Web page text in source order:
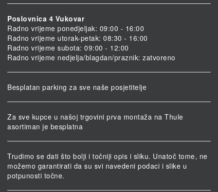
Poslovnica 4 Vukovar
Radno vrijeme ponedjeljak: 09:00 - 16:00
Radno vrijeme utorak-petak: 08:30 - 16:00
Radno vrijeme subota: 09:00 - 12:00
Radno vrijeme nedjelja/blagdan/praznik: zatvoreno
Besplatan parking za sve naše posjetitelje
Za sve kupce u našoj trgovini prva montaža na Thule
asortiman je besplatna
Trudimo se dati što bolji i točniji opis i sliku. Unatoč tome, ne
možemo garantirati da su svi navedeni podaci i slike u
potpunosti točne.